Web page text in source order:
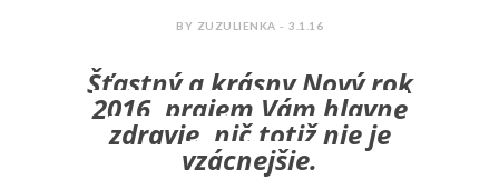
BY ZUZULIENKA - 3.1.16
Šťastný a krásny Nový rok
2016, prajem Vám hlavne
zdravie, nič totiž nie je
vzácnejšie.